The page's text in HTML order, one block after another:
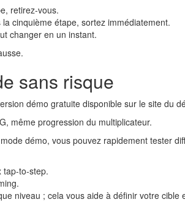
retirez-vous.
cinquième étape, sortez immédiatement.
changer en un instant.
sans risque
démo gratuite disponible sur le site du
même progression du multiplicateur.
démo, vous pouvez rapidement tester
niveau ; cela vous aide à définir votre cible